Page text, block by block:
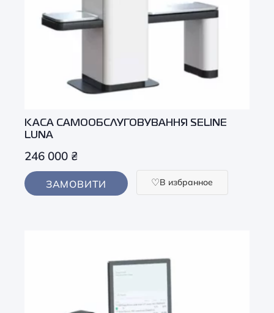
КАСА САМООБСЛУГОВУВАННЯ SELINE
LUNA
246 000 ₴
ЗАМОВИТИ В избранное